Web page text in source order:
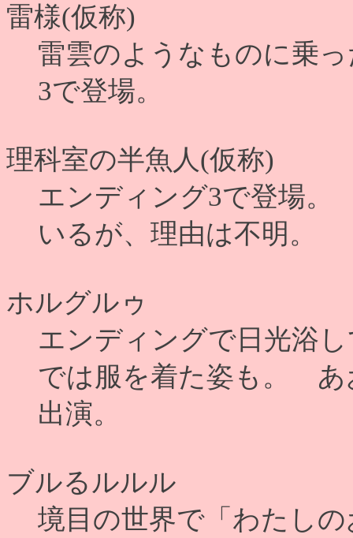
雷様(仮称)
雷雲のようなものに乗
3で登場。
理科室の半魚人(仮称)
エンディング3で登場
いるが、理由は不明。
ホルグルゥ
エンディングで日光浴
では服を着た姿も。 あ
出演。
ブルるルルル
境目の世界で「わたし